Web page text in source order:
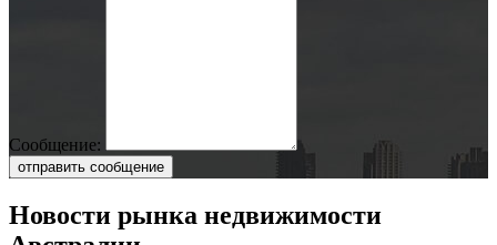
Сообщение:
отправить сообщение
Новости рынка недвижимости